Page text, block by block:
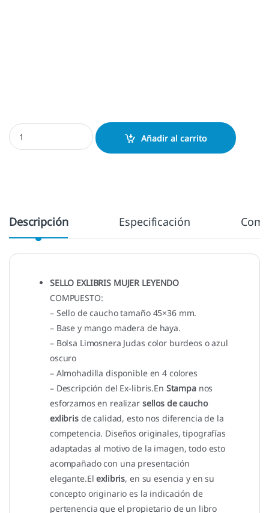
Elibris Mujer leyendo cantidad
Añadir al carrito
Descripción Especificación
SELLO EXLIBRIS MUJER LEYENDO
COMPUESTO:
– Sello de caucho tamaño 45×36 mm.
– Base y mango madera de haya.
– Bolsa Limosnera Judas color burdeos o azul
oscuro
– Almohadilla disponible en 4 colores
– Descripción del Ex-libris.En Stampanos
esforzamos en realizar sellos de caucho
exlibrisde calidad, esto nos diferencia de la
competencia. Diseños originales, tipografías
adaptadas al motivo de la imagen, todo esto
acompañado con una presentación
elegante.Elexlibris, en su esencia y en su
concepto originario es la indicación de
pertenencia que el propietario de un libro